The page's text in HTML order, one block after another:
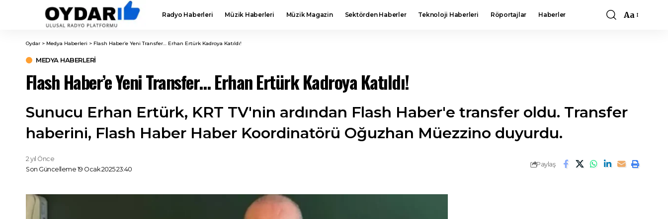
Radyo Haberleri Müzik Haberleri Müzik Magazin Sektörden Haberler Teknoloji Haberleri Röportajlar Haberler
Font
Aa
Oydar > Medya Haberleri > Flash Haber’e Yeni Transfer… Erhan Ertürk Kadroya Katıldı!
MEDYA HABERLERI
Flash Haber’e Yeni Transfer… Erhan Ertürk Kadroya Katıldı!
Sunucu Erhan Ertürk, KRT TV'nin ardından Flash Haber'e transfer oldu. Transfer
haberini, Flash Haber Haber Koordinatörü Oğuzhan Müezzino duyurdu.
Son Güncelleme 19 Ocak 2025 23:40
2 yıl Önce
Paylaş